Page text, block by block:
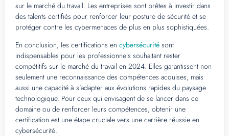
sur le marché du travail. Les entreprises sont prêtes à investir dans
des talents certifiés pour renforcer leur posture de sécurité et se
protéger contre les cybermenaces de plus en plus sophistiquées.
En conclusion, les certifications en cybersécurité sont
indispensables pour les professionnels souhaitant rester
compétitifs sur le marché du travail en 2024. Elles garantissent non
seulement une reconnaissance des compétences acquises, mais
aussi une capacité à s’adapter aux évolutions rapides du paysage
technologique. Pour ceux qui envisagent de se lancer dans ce
domaine ou de renforcer leurs compétences, obtenir une
certification est une étape cruciale vers une carrière réussie en
cybersécurité.